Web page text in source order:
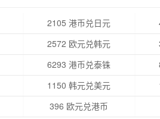
2105 港币兑日元
2572 欧元兑韩元
6293 港币兑泰铢
1150 韩元兑美元
396 欧元兑港币